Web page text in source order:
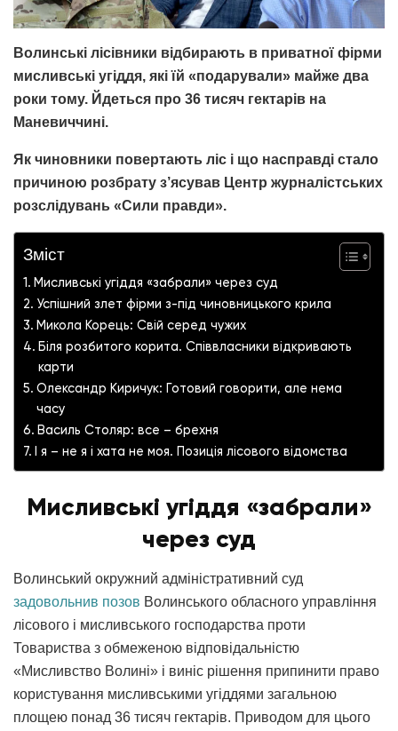
Волинські лісівники відбирають в приватної фірми
мисливські угіддя, які їй «подарували» майже два
роки тому. Йдеться про 36 тисяч гектарів на
Маневиччині.
Як чиновники повертають ліс і що насправді стало
причиною розбрату з’ясував Центр журналістських
розслідувань «Сили правди».
Зміст
Мисливські угіддя «забрали» через суд
Успішний злет фірми з-під чиновницького крила
Микола Корець: Свій серед чужих
Біля розбитого корита. Співвласники відкривають
карти
Олександр Киричук: Готовий говорити, але нема
часу
Василь Столяр: все – брехня
І я – не я і хата не моя. Позиція лісового відомства
Мисливські угіддя «забрали»
через суд
Волинський окружний адміністративний суд
задовольнив позов Волинського обласного управління
лісового і мисливського господарства проти
Товариства з обмеженою відповідальністю
«Мисливство Волині» і виніс рішення припинити право
користування мисливськими угіддями загальною
площею понад 36 тисяч гектарів. Приводом для цього